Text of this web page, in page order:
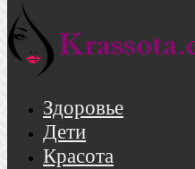
Здоровье
Дети
Красота